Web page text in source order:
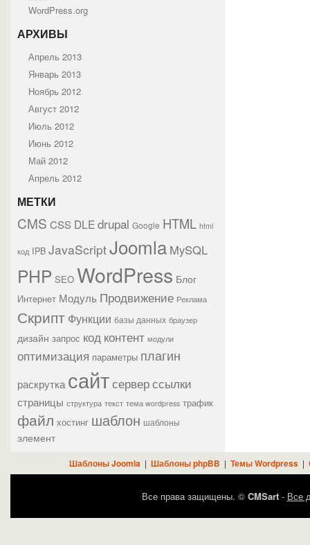
WordPress.org
АРХИВЫ
Апрель 2013
Январь 2013
Ноябрь 2012
Август 2012
Июль 2012
Июнь 2012
Май 2012
Апрель 2012
МЕТКИ
CMS CSS DLEdrupal Google HTML html
код IPB JavaScriptJoomla MySQL
PHP SEO WordPress Блог
Интернет Модуль Продвижение Реклама
Скрипт Функции базы данных браузер
дизайн запрос код контент модули
оптимизация параметры плагин
раскрутка сайтсерверссылки
страницы структура текст тема wordpress трафик
файл хостинг шаблон шаблоны
элемент
Шаблоны Joomla | Шаблоны phpBB | Темы Wordpress|
Все права защищены. © CMSart- Все